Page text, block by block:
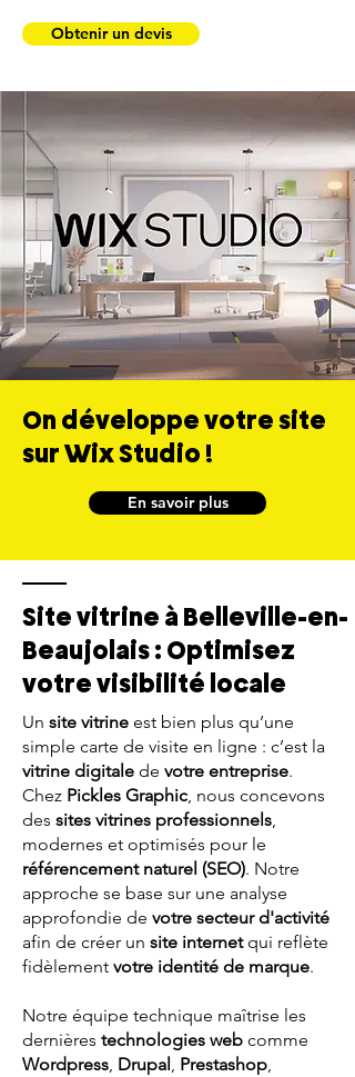
Obtenir un devis
On développe votre site
sur Wix Studio !
En savoir plus
Site vitrine à Belleville-en-
Beaujolais : Optimisez
votre visibilité locale
Un site vitrine est bien plus qu’une
simple carte de visite en ligne : c’est la
vitrine digitale de votre entreprise.
Chez Pickles Graphic, nous concevons
des sites vitrines professionnels,
modernes et optimisés pour le
référencement naturel (SEO). Notre
approche se base sur une analyse
approfondie de votre secteur d'activité
afin de créer un site internetqui reflète
fidèlement votre identité de marque.
Notre équipe technique maîtrise les
dernières technologies web comme
Wordpress, Drupal, Prestashop,